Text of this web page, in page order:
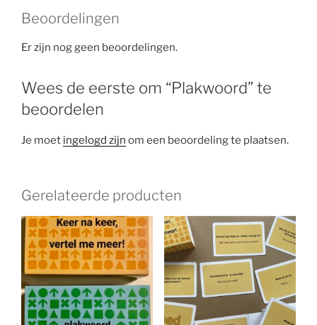
Beoordelingen
Er zijn nog geen beoordelingen.
Wees de eerste om “Plakwoord” te
beoordelen
Je moet ingelogd zijn om een beoordeling te plaatsen.
Gerelateerde producten